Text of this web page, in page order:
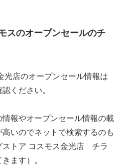
スのオープンセールのチ
光店のオープンセール情報は
ください。
報やオープンセール情報の載
いのでネットで検索するのも
ストア コスモス金光店 チラ
ます）。